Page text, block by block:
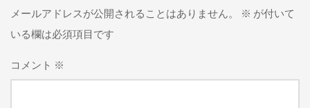
メールアドレスが公開されることはありません。 ※ が付いて
いる欄は必須項目です
コメント ※